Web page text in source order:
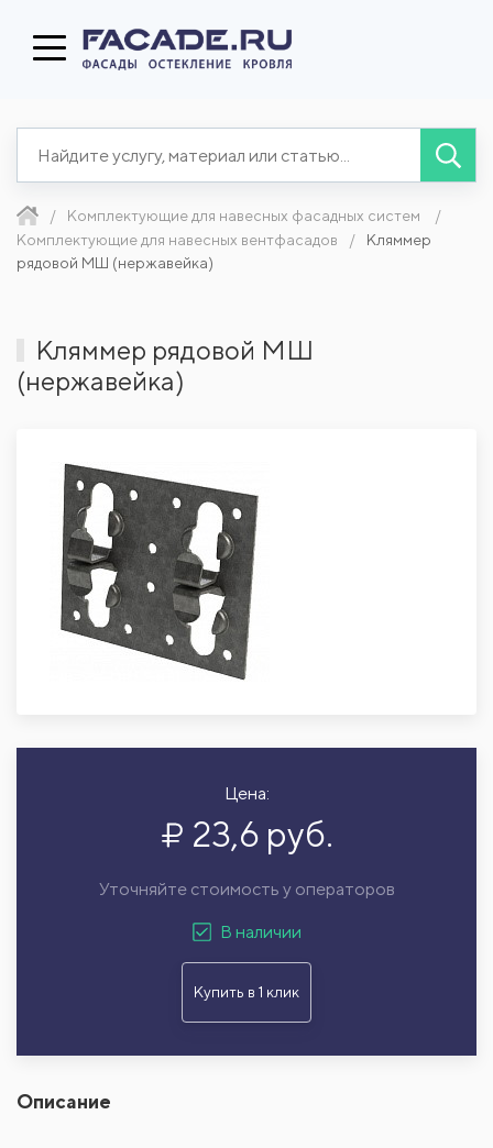
Комплектующие для навесных фасадных систем
Комплектующие для навесных вентфасадов
Кляммер
рядовой МШ (нержавейка)
Кляммер рядовой МШ
(нержавейка)
Цена:
23,6 руб.
Уточняйте стоимость у операторов
В наличии
Купить в 1 клик
Описание